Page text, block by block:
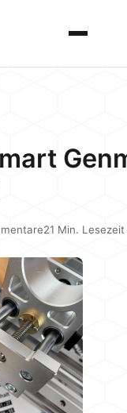
Menü
21 Min. Lesezeit